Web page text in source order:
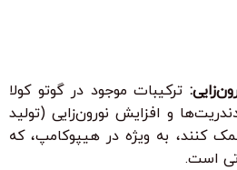
ترکیبات موجود در گوتو کولا
و افزایش نورون‌زایی (تولید
کنند، به ویژه در هیپوکامپ، که
است.